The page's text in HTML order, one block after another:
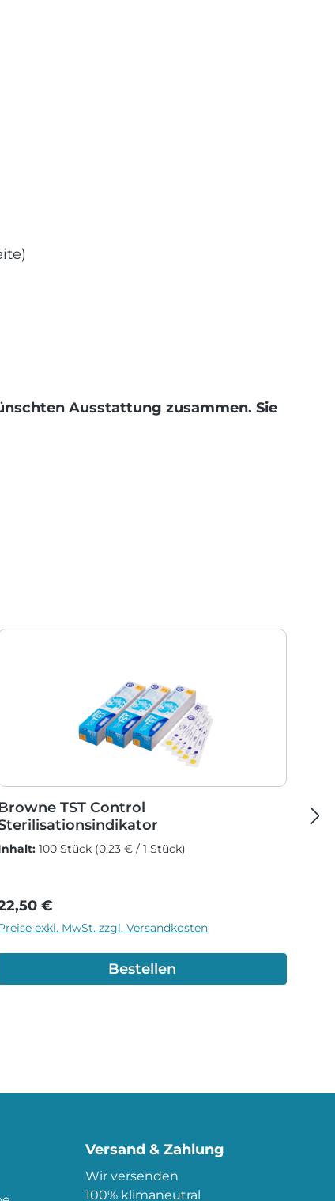
Ausstattung zusammen. Sie
TST Control
100 Stück (0,23 € / 1 Stück)
Preis:
€
exkl. MwSt. zzgl. Versandkosten
Bestellen
Versand & Zahlung
Wir versenden
100% klimaneutral